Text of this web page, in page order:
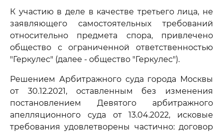
К участию в деле в качестве третьего лица, не
заявляющего самостоятельных требований
относительно предмета спора, привлечено
общество с ограниченной ответственностью
"Геркулес" (далее - общество "Геркулес").
Решением Арбитражного суда города Москвы
от 30.12.2021, оставленным без изменения
постановлением Девятого арбитражного
апелляционного суда от 13.04.2022, исковые
требования удовлетворены частично: договор